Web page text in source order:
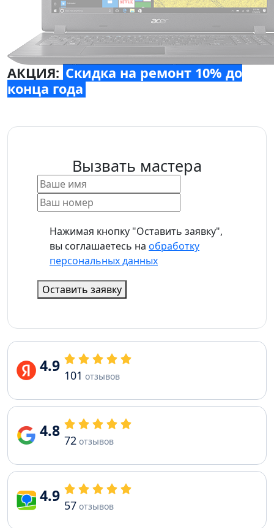
АКЦИЯ: Скидка на ремонт 10% до
конца года
Вызвать мастера
Нажимая кнопку "Оставить заявку",
вы соглашаетесь на обработку
персональных данных
Оставить заявку
4.9 101 отзывов
4.8 72 отзывов
4.9 57 отзывов